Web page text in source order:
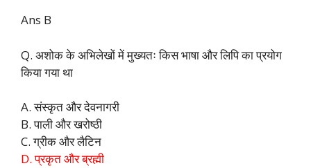
Ans B
Q. अशोक के अभिलेखों में मुख्यतः किस भाषा और लिपि का प्रयोग
किया गया था
A. संस्कृत और देवनागरी
B. पाली और खरोष्ठी
C. ग्रीक और लैटिन
D. प्रकृत और ब्रह्मी